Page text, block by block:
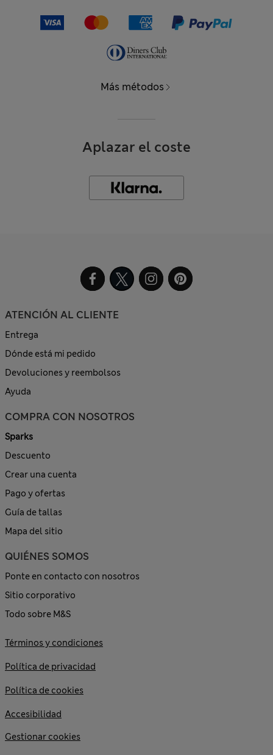
Más métodos
Aplazar el coste
ATENCIÓN AL CLIENTE
Entrega
Dónde está mi pedido
Devoluciones y reembolsos
Ayuda
COMPRA CON NOSOTROS
Sparks
Descuento
Crear una cuenta
Pago y ofertas
Guía de tallas
Mapa del sitio
QUIÉNES SOMOS
Ponte en contacto con nosotros
Sitio corporativo
Todo sobre M&S
Términos y condiciones
Política de privacidad
Política de cookies
Accesibilidad
Gestionar cookies